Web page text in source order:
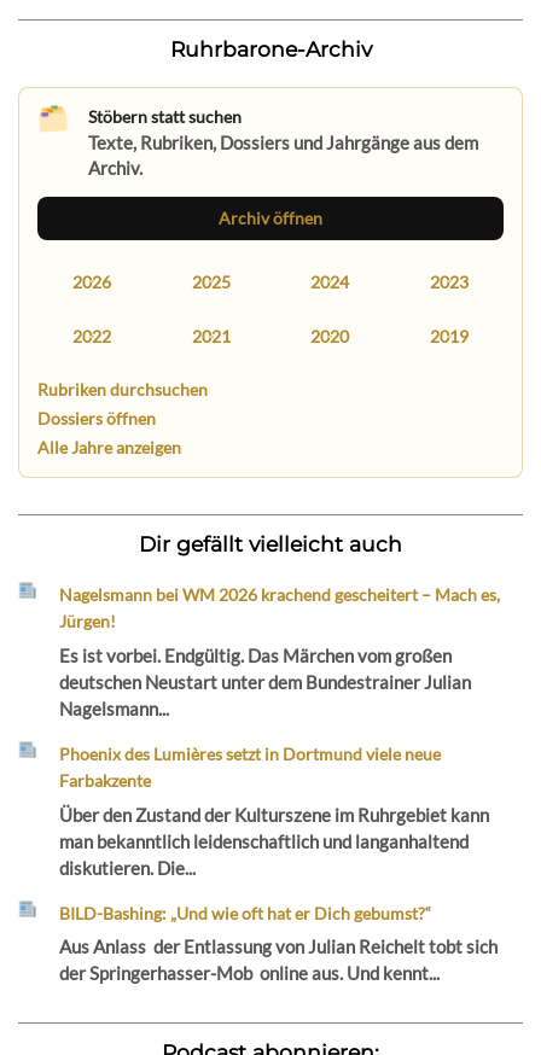
Ruhrbarone-Archiv
Stöbern statt suchen
Texte, Rubriken, Dossiers und Jahrgänge aus dem
Archiv.
Archiv öffnen
2026 2025 2024 2023
2022 2021 2020 2019
Rubriken durchsuchen
Dossiers öffnen
Alle Jahre anzeigen
Dir gefällt vielleicht auch
Nagelsmann bei WM 2026 krachend gescheitert – Mach es,
Jürgen!
Es ist vorbei. Endgültig. Das Märchen vom großen
deutschen Neustart unter dem Bundestrainer Julian
Nagelsmann...
Phoenix des Lumières setzt in Dortmund viele neue
Farbakzente
Über den Zustand der Kulturszene im Ruhrgebiet kann
man bekanntlich leidenschaftlich und langanhaltend
diskutieren. Die...
BILD-Bashing: „Und wie oft hat er Dich gebumst?“
Aus Anlass der Entlassung von Julian Reichelt tobt sich
der Springerhasser-Mob online aus. Und kennt...